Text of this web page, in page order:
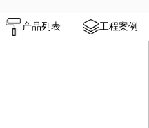
产品列表 工程案例